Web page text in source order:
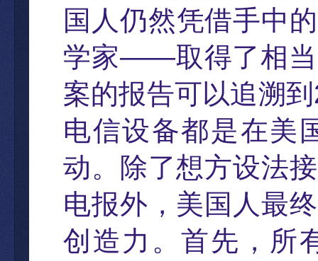
国人仍然凭借手中
学家——取得了相
案的报告可以追溯到
电信设备都是在美
动。 除了想方设法
电报外 ， 美国人最
创造力。首先 ， 所